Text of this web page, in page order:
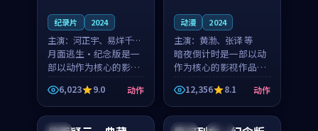
纪录片 2024
主演： 河正宇、易烊千玺
等
月面逃生·纪念版是一
部以动作为核心的影视
作品，围绕危机、反转
与人物成长展开，整体
节奏紧凑，值得推荐观
看。
6,023 9.0 动作
动漫 2024
主演： 黄渤、张译 等
暗夜倒计时是一部以动
作为核心的影视作品，
围绕危机、反转与人物
成长展开，整体节奏紧
凑，值得推荐观看。
12,356 8.1 动作